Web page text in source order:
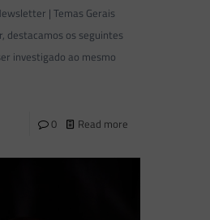
| Temas Gerais
destacamos os seguintes
investigado ao mesmo
0 Read more